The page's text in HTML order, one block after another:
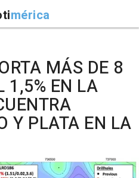
mérica
MÁS DE 8
1,5% EN LA
Y PLATA EN LA